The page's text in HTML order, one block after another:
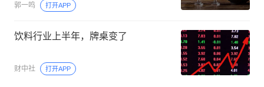
郭一鸣 打开APP
饮料行业上半年，牌桌变了
财中社 打开APP